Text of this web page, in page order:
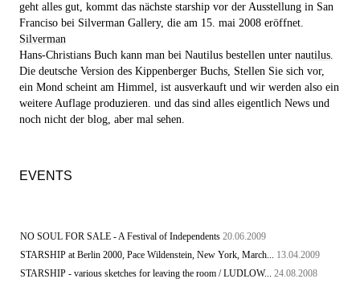
geht alles gut, kommt das nächste starship vor der Ausstellung in San
Franciso bei Silverman Gallery, die am 15. mai 2008 eröffnet.
Silverman
Hans-Christians Buch kann man bei Nautilus bestellen unter nautilus.
Die deutsche Version des Kippenberger Buchs, Stellen Sie sich vor,
ein Mond scheint am Himmel, ist ausverkauft und wir werden also ein
weitere Auflage produzieren. und das sind alles eigentlich News und
noch nicht der blog, aber mal sehen.
EVENTS
NO SOUL FOR SALE - A Festival of Independents 20.06.2009
STARSHIP at Berlin 2000, Pace Wildenstein, New York, March... 13.04.2009
STARSHIP - various sketches for leaving the room / LUDLOW... 24.08.2008